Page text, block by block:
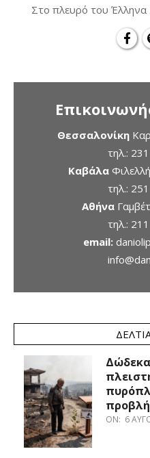
Στο πλευρό του
Θεσσαλονίκη
τηλ.:
Καβάλα
τηλ.:
Αθήνα
τηλ.:
email:
ON: 6